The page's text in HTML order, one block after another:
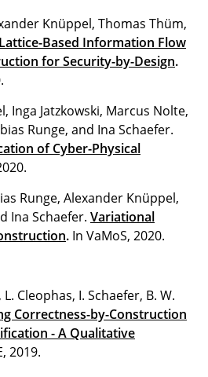
Knüppel, Thomas Thüm,
Lattice-Based Information Flow
for Security-by-Design.
Inga Jatzkowski, Marcus Nolte,
Runge, and Ina Schaefer.
of Cyber-Physical
Runge, Alexander Knüppel,
Ina Schaefer. Variational
. In VaMoS, 2020.
Cleophas, I. Schaefer, B. W.
Correctness-by-Construction
- A Qualitative
2019.